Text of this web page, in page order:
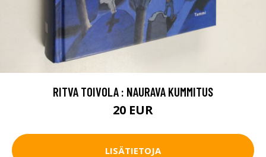
RITVA TOIVOLA : NAURAVA KUMMITUS
20 EUR
LISÄTIETOJA